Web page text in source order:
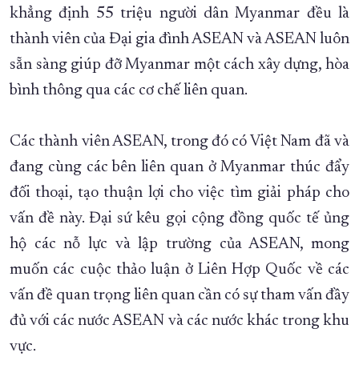
khẳng định 55 triệu người dân Myanmar đều là
thành viên của Đại gia đình ASEAN và ASEAN luôn
sẵn sàng giúp đỡ Myanmar một cách xây dựng, hòa
bình thông qua các cơ chế liên quan.
Các thành viên ASEAN, trong đó có Việt Nam đã và
đang cùng các bên liên quan ở Myanmar thúc đẩy
đối thoại, tạo thuận lợi cho việc tìm giải pháp cho
vấn đề này. Đại sứ kêu gọi cộng đồng quốc tế ủng
hộ các nỗ lực và lập trường của ASEAN, mong
muốn các cuộc thảo luận ở Liên Hợp Quốc về các
vấn đề quan trọng liên quan cần có sự tham vấn đầy
đủ với các nước ASEAN và các nước khác trong khu
vực.